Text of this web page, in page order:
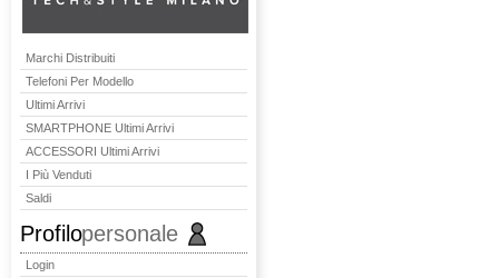
Marchi Distribuiti
Telefoni Per Modello
Ultimi Arrivi
SMARTPHONE Ultimi Arrivi
ACCESSORI Ultimi Arrivi
I Più Venduti
Saldi
Profilopersonale
Login